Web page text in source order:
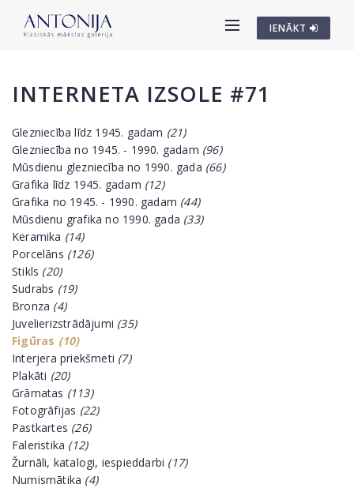
IENĀKT
INTERNETA IZSOLE #71
Glezniecība līdz 1945. gadam (21)
Glezniecība no 1945. - 1990. gadam (96)
Mūsdienu glezniecība no 1990. gada (66)
Grafika līdz 1945. gadam (12)
Grafika no 1945. - 1990. gadam (44)
Mūsdienu grafika no 1990. gada (33)
Keramika (14)
Porcelāns (126)
Stikls (20)
Sudrabs (19)
Bronza (4)
Juvelierizstrādājumi (35)
Figūras (10)
Interjera priekšmeti (7)
Plakāti (20)
Grāmatas (113)
Fotogrāfijas (22)
Pastkartes (26)
Faleristika (12)
Žurnāli, katalogi, iespieddarbi (17)
Numismātika (4)